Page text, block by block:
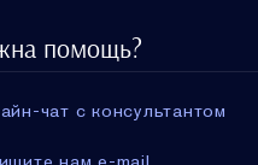
помощь?
чат с консультантом